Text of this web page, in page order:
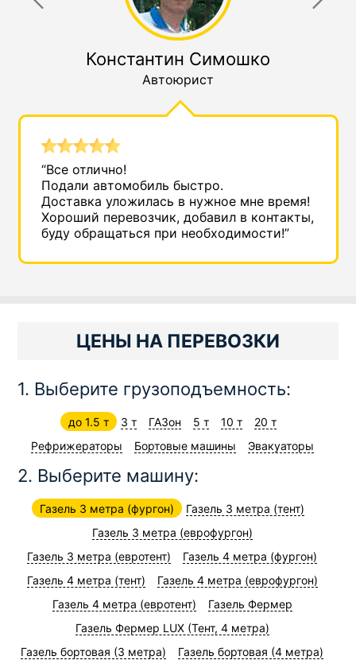
Константин Симошко
Автоюрист
“Все отлично!
Подали автомобиль быстро.
Доставка уложилась в нужное мне время!
Хороший перевозчик, добавил в контакты,
буду обращаться при необходимости!”
ЦЕНЫ НА ПЕРЕВОЗКИ
1. Выберите грузоподъемность:
до 1.5 т 3 т ГАЗон 5 т 10 т
20 т
Рефрижераторы
Бортовые машины Эвакуаторы
2. Выберите машину:
Газель 3 метра (фургон)
Газель 3 метра (тент)
Газель 3 метра (еврофургон)
Газель 3 метра (евротент)
Газель 4 метра (фургон)
Газель 4 метра (тент)
Газель 4 метра (еврофургон)
Газель 4 метра (евротент)
Газель Фермер
Газель Фермер LUX (Тент, 4 метра)
Газель бортовая (3 метра)
Газель бортовая (4 метра)